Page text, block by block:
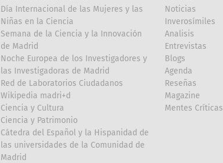
Día Internacional de las Mujeres y las
Niñas en la Ciencia
Semana de la Ciencia y la Innovación
de Madrid
Noche Europea de los Investigadores y
las Investigadoras de Madrid
Red de Laboratorios Ciudadanos
Wikipedia madri+d
Ciencia y Cultura
Ciencia y Patrimonio
Cátedra del Español y la Hispanidad de
las universidades de la Comunidad de
Madrid
Noticias
Inverosímiles
Analisis
Entrevistas
Blogs
Agenda
Reseñas
Magazine
Mentes Críticas